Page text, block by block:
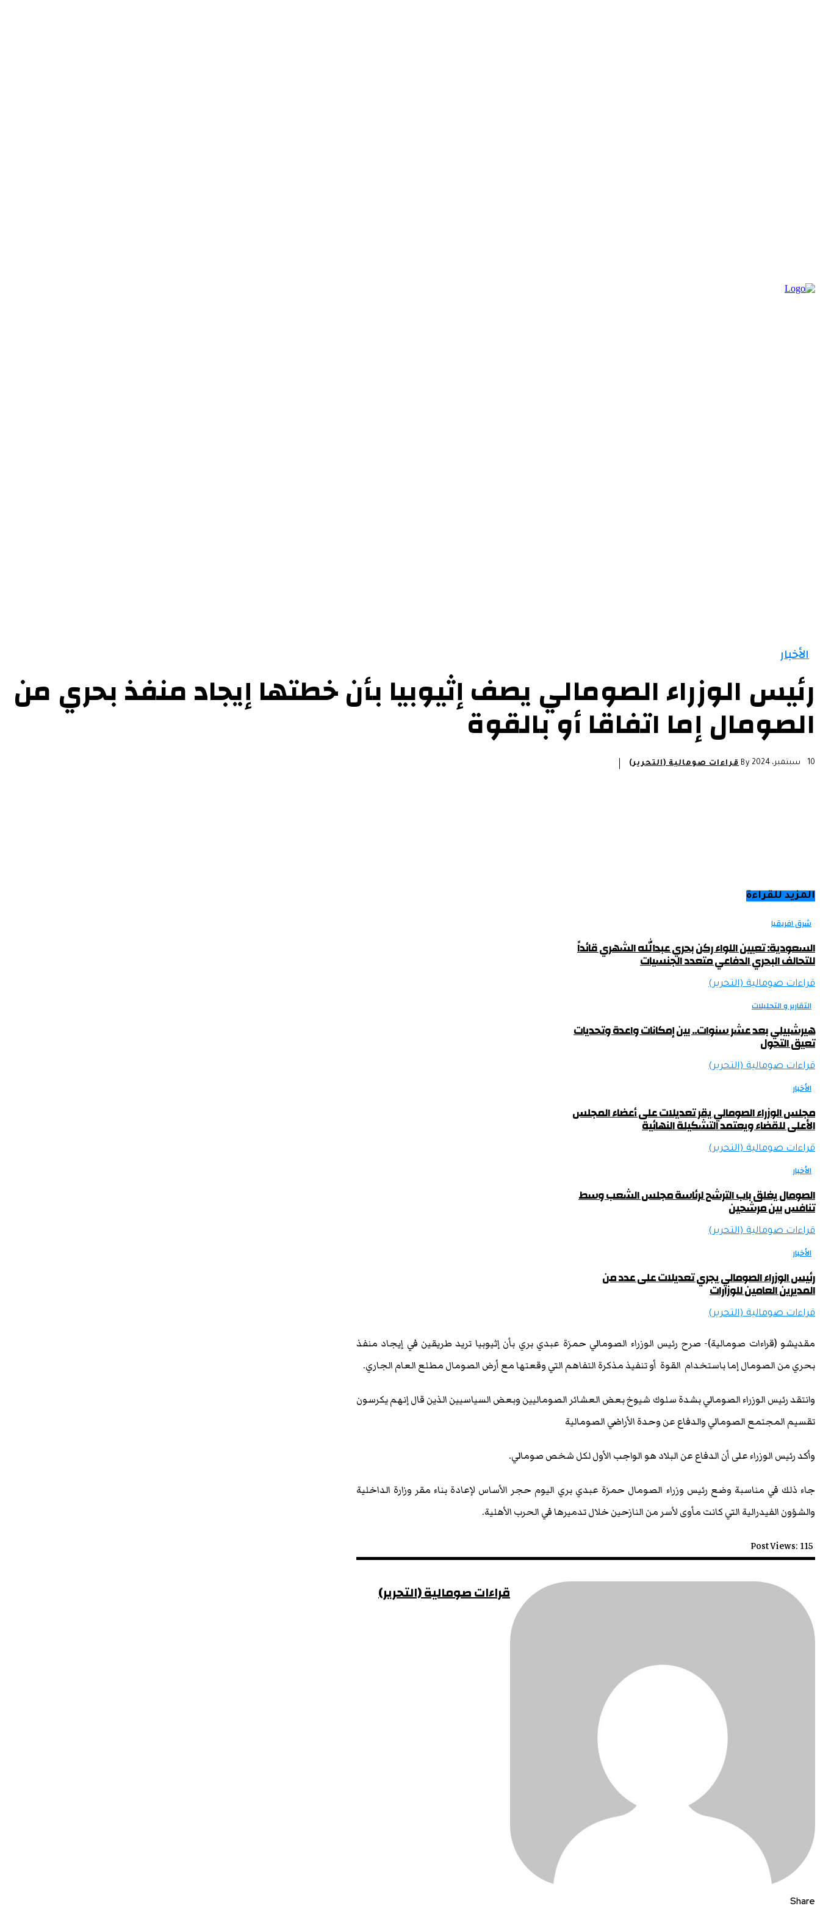
الأخبار
رئيس الوزراء الصومالي يصف إثيوبيا بأن خطتها إيجاد منفذ بحري من
الصومال إما اتفاقا أو بالقوة
10 سبتمبر، 2024 By قراءات صومالية (التحرير)
المزيد للقراءة
شرق افريقيا
السعودية: تعيين اللواء ركن بحري عبدالله الشهري قائداً
للتحالف البحري الدفاعي متعدد الجنسيات
قراءات صومالية (التحرير)
التقارير و التحليلات
هيرشبيلي بعد عشر سنوات.. بين إمكانات واعدة وتحديات
تعيق التحول
قراءات صومالية (التحرير)
الأخبار
مجلس الوزراء الصومالي يقر تعديلات على أعضاء المجلس
الأعلى للقضاء ويعتمد التشكيلة النهائية
قراءات صومالية (التحرير)
الأخبار
الصومال يغلق باب الترشح لرئاسة مجلس الشعب وسط
تنافس بين مرشحين
قراءات صومالية (التحرير)
الأخبار
رئيس الوزراء الصومالي يجري تعديلات على عدد من
المديرين العامين للوزارات
قراءات صومالية (التحرير)
مقديشو (قراءات صومالية)- صرح رئيس الوزراء الصومالي حمزة عبدي بري بأن إثيوبيا تريد طريقين في إيجاد منفذ
بحري من الصومال إما باستخدام القوة أو تنفيذ مذكرة التفاهم التي وقعتها مع أرض الصومال مطلع العام الجاري.
وانتقد رئيس الوزراء الصومالي بشدة سلوك شيوخ بعض العشائر الصوماليين وبعض السياسيين الذين قال إنهم يكرسون
تقسيم المجتمع الصومالي والدفاع عن وحدة الأراضي الصومالية
وأكد رئيس الوزراء على أن الدفاع عن البلاد هو الواجب الأول لكل شخص صومالي.
جاء ذلك في مناسبة وضع رئيس وزراء الصومال حمزة عبدي بري اليوم حجر الأساس لإعادة بناء مقر وزارة الداخلية
والشؤون الفيدرالية التي كانت مأوى لأسر من النازحين خلال تدميرها في الحرب الأهلية.
Post Views: 115
قراءات صومالية (التحرير)
Share